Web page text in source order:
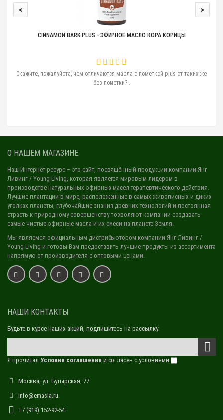
CINNAMON BARK PLUS - ЭФИРНОЕ МАСЛО КОРА КОРИЦЫ
Скажите, пожалуйста, чем отличаются масла с пометкой plus от таких же
без пометки?..
< >
О НАШЕМ МАГАЗИНЕ
Наш Интернет-ресурс – это сайт, посвящённый продукции компании Янг
Ливинг / Young Living, которая является мировым лидером в
производстве натуральных эфирных масел терапевтического действия.
Лучшие плантации в мире, расположенные в самых живописных и диких
уголках планеты, глубочайшие знания древних технологий и постоянная
страсть к природному совершенству позволяют компании создавать
самые чистые эфирные масла и их смеси на планете Земля.
Мы являемся официальным дистрибьютором компании Янг Ливинг /
Young Living и готовы Вам предоставить лучшие продукты из ассортимента
напрямую от производителя с оптовыми ценами.
НАШИ КОНТАКТЫ
Будьте в курсе наших акций, подпишитесь на рассылку:
Я прочитал Условия соглашения и согласен с условиями
Москва, ул. Бутырская, 77
info@emasla.ru
+7 (919) 152-92-54